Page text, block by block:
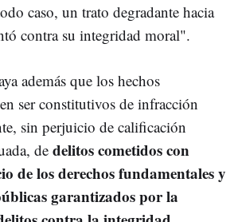
caso, un trato degradante hacia
contra su integridad moral".
además que los hechos
ser constitutivos de infracción
sin perjuicio de calificación
de delitos cometidos con
de los derechos fundamentales y
garantizados por la